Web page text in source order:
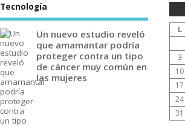
Tecnología
Un nuevo estudio reveló
que amamantar podría
proteger contra un tipo
de cáncer muy común en
las mujeres
L
3
10
17
24
31